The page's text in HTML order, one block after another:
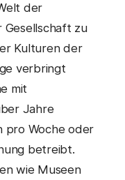
der
zu
Kulturen der
verbringt
mit
Jahre
pro Woche oder
betreibt.
wie Museen